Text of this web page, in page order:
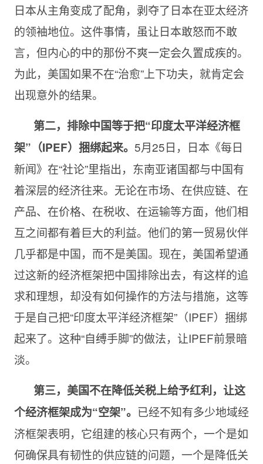
日本从主角变成了配角，剥夺了日本在亚太经济
的领袖地位。这件事情，虽让日本敢怒而不敢
言，但内心的中的那份不爽一定会久置成疾的。
为此，美国如果不在“治愈”上下功夫，就肯定会
出现意外的结果。
第二，排除中国等于把“印度太平洋经济框
架”（IPEF）捆绑起来。 5月25日，日本《每日
新闻》在“社论”里指出，东南亚诸国都与中国有
着深层的经济往来。无论在市场、在供应链、在
产品、在价格、在税收、在运输等方面，他们相
互之间都有着巨大的利益。他们的第一贸易伙伴
几乎都是中国，而不是美国。现在，美国希望通
过这新的经济框架把中国排除出去，有这样的追
求和理想，却没有如何操作的方法与措施，这等
于是自己把“印度太平洋经济框架”（IPEF）捆绑
起来了。这种“自缚手脚”的做法，让IPEF前景暗
淡。
第三，美国不在降低关税上给予红利，让这
个经济框架成为“空架”。 已经不知有多少地域经
济框架表明，它组建的核心只有两个，一个是如
何确保具有韧性的供应链的问题，一个是降低关